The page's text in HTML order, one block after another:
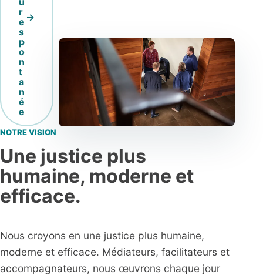
r
e
s
p
o
n
t
a
n
é
e
NOTRE VISION
Une justice plus
humaine, moderne et
efficace.
Nous croyons en une justice plus humaine,
moderne et efficace. Médiateurs, facilitateurs et
accompagnateurs, nous œuvrons chaque jour